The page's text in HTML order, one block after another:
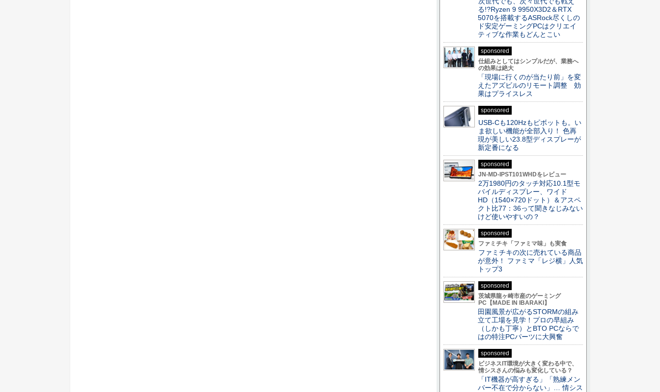
る!?Ryzen 9 9950X3D2＆RTX
5070を搭載するASRock尽くしの
ド安定ゲーミングPCはクリエイ
ティブな作業もどんとこい
sponsored
仕組みとしてはシンプルだが、業務へ
の効果は絶大
「現場に行くのが当たり前」を変
えたアズビルのリモート調整 効
果はプライスレス
sponsored
USB-Cも120Hzもピボットも。い
ま欲しい機能が全部入り！ 色再
現が美しい23.8型ディスプレーが
新定番になる
sponsored
JN-MD-IPST101WHDをレビュー
2万1980円のタッチ対応10.1型モ
バイルディスプレー、ワイド
HD（1540×720ドット）＆アスペ
クト比77：36って聞きなじみない
けど使いやすいの？
sponsored
ファミチキ「ファミマ味」も実食
ファミチキの次に売れている商品
が意外！ ファミマ「レジ横」人気
トップ3
sponsored
茨城県龍ヶ崎市産のゲーミング
PC【MADE IN IBARAKI】
田園風景が広がるSTORMの組み
立て工場を見学！プロの早組み
（しかも丁寧）とBTO PCならで
はの特注PCパーツに大興奮
sponsored
ビジネスIT環境が大きく変わる中で、
情シスさんの悩みも変化している？
「IT機器が高すぎる」「熟練メン
バー不在で分からない」… 情シス